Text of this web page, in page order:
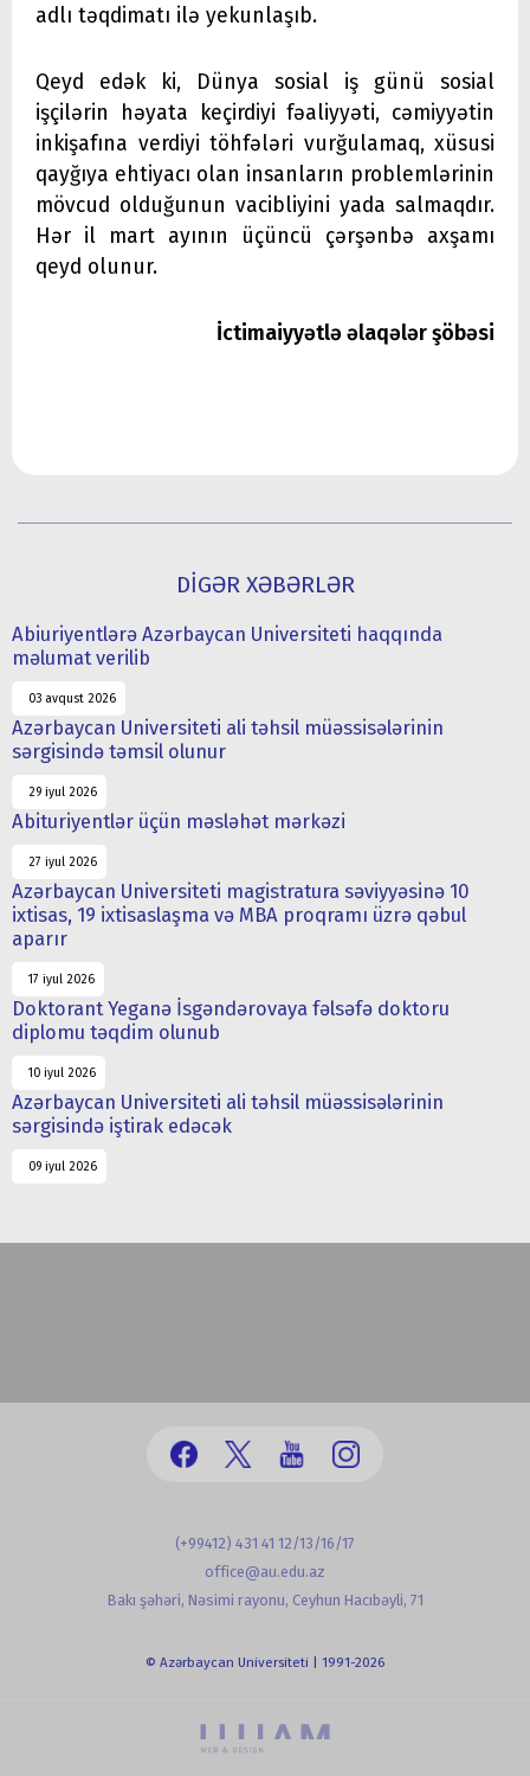
adlı təqdimatı ilə yekunlaşıb.
Qeyd edək ki, Dünya sosial iş günü sosial
işçilərin həyata keçirdiyi fəaliyyəti, cəmiyyətin
inkişafına verdiyi töhfələri vurğulamaq, xüsusi
qayğıya ehtiyacı olan insanların problemlərinin
mövcud olduğunun vacibliyini yada salmaqdır.
Hər il mart ayının üçüncü çərşənbə axşamı
qeyd olunur.
İctimaiyyətlə əlaqələr şöbəsi
DİGƏR XƏBƏRLƏR
Abiuriyentlərə Azərbaycan Universiteti haqqında
məlumat verilib
03 avqust 2026
Azərbaycan Universiteti ali təhsil müəssisələrinin
sərgisində təmsil olunur
29 iyul 2026
Abituriyentlər üçün məsləhət mərkəzi
27 iyul 2026
Azərbaycan Universiteti magistratura səviyyəsinə 10
ixtisas, 19 ixtisaslaşma və MBA proqramı üzrə qəbul
aparır
17 iyul 2026
Doktorant Yeganə İsgəndərovaya fəlsəfə doktoru
diplomu təqdim olunub
10 iyul 2026
Azərbaycan Universiteti ali təhsil müəssisələrinin
sərgisində iştirak edəcək
09 iyul 2026
(+99412) 431 41 12/13/16/17
office@au.edu.az
Bakı şəhəri, Nəsimi rayonu, Ceyhun Hacıbəyli, 71
© Azərbaycan Universiteti | 1991-2026
powered by